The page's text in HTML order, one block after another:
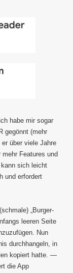
habe mir sogar
gegönnt (mehr
über viele Jahre
Features und
sich leicht
und erfordert
„Burger-
leeren Seite
Nun
durchhangeln, in
kopiert hatte. —
die App